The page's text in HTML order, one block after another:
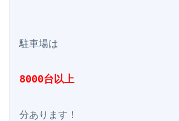
駐車場は
8000台以上
分あります！